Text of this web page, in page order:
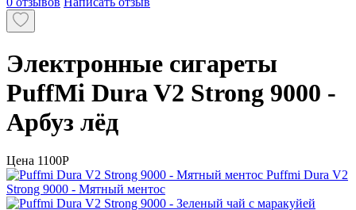
Электронные сигареты
PuffMi Dura V2 Strong 9000 -
Арбуз лёд
Цена 1100P
Puffmi Dura V2
Strong 9000 - Мятный ментос